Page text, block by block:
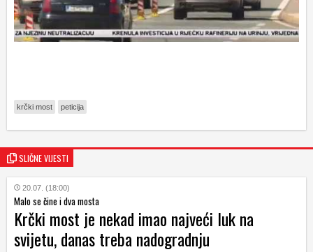
krčki most peticija
SLIČNE VIJESTI
20.07. (18:00)
Malo se čine i dva mosta
Krčki most je nekad imao najveći luk na
svijetu, danas treba nadogradnju